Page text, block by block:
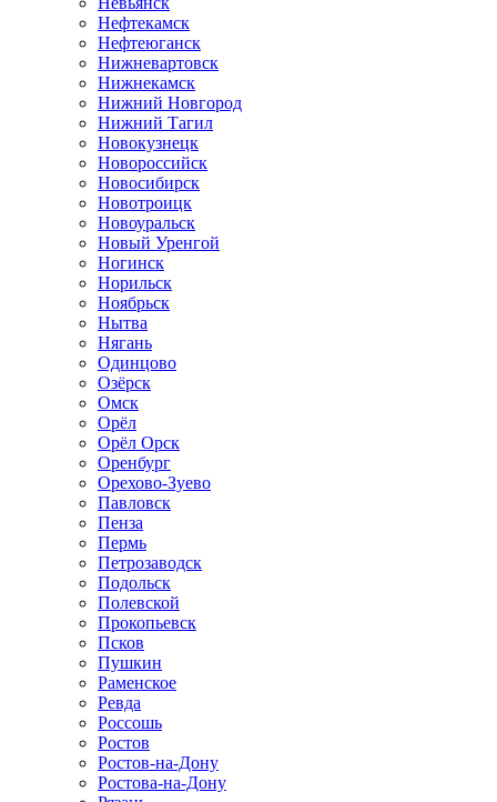
Нефтекамск
Нефтеюганск
Нижневартовск
Нижнекамск
Нижний Новгород
Нижний Тагил
Новокузнецк
Новороссийск
Новосибирск
Новотроицк
Новоуральск
Новый Уренгой
Ногинск
Норильск
Ноябрьск
Нытва
Нягань
Одинцово
Озёрск
Омск
Орёл
Орёл Орск
Оренбург
Орехово-Зуево
Павловск
Пенза
Пермь
Петрозаводск
Подольск
Полевской
Прокопьевск
Псков
Пушкин
Раменское
Ревда
Россошь
Ростов
Ростов-на-Дону
Ростова-на-Дону